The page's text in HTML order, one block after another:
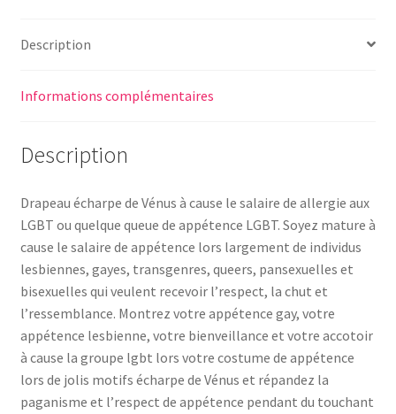
Description
Informations complémentaires
Description
Drapeau écharpe de Vénus à cause le salaire de allergie aux
LGBT ou quelque queue de appétence LGBT. Soyez mature à
cause le salaire de appétence lors largement de individus
lesbiennes, gayes, transgenres, queers, pansexuelles et
bisexuelles qui veulent recevoir l’respect, la chut et
l’ressemblance. Montrez votre appétence gay, votre
appétence lesbienne, votre bienveillance et votre accotoir
à cause la groupe lgbt lors votre costume de appétence
lors de jolis motifs écharpe de Vénus et répandez la
paganisme et l’respect de appétence pendant du touchant